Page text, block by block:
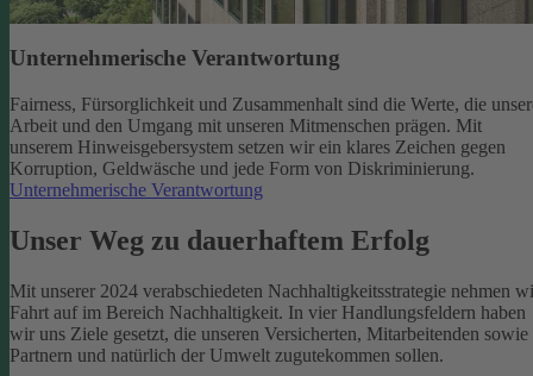
Unternehmerische Verantwortung
Fairness, Fürsorglichkeit und Zusammenhalt sind die Werte, die
Arbeit und den Umgang mit unseren Mitmenschen prägen. Mit
unserem Hinweisgebersystem setzen wir ein klares Zeichen gegen
Korruption, Geldwäsche und jede Form von Diskriminierung.
Unternehmerische Verantwortung
Unser Weg zu dauerhaftem Erfolg
Mit unserer 2024 verabschiedeten Nachhaltigkeitsstrategie nehmen
Fahrt auf im Bereich Nachhaltigkeit. In vier Handlungsfeldern haben
wir uns Ziele gesetzt, die unseren Versicherten, Mitarbeitenden sowie
Partnern und natürlich der Umwelt zugutekommen sollen.